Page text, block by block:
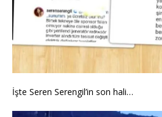
İşte Seren Serengil’in son hali…